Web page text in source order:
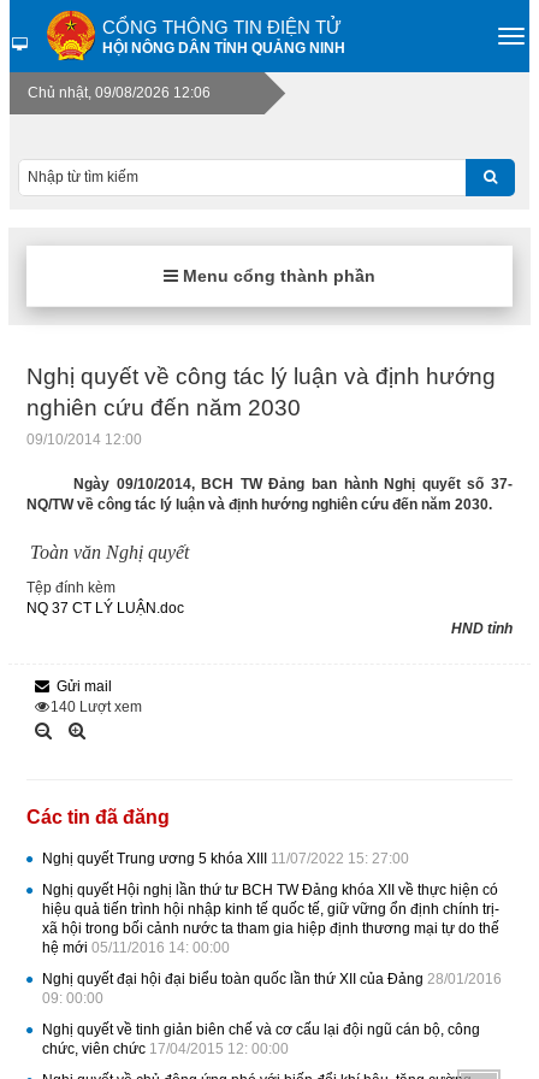
CỔNG THÔNG TIN ĐIỆN TỬ
HỘI NÔNG DÂN TỈNH QUẢNG NINH
Chủ nhật, 09/08/2026 12:06
Menu cổng thành phần
Nghị quyết về công tác lý luận và định hướng
nghiên cứu đến năm 2030
09/10/2014 12:00
Ngày 09/10/2014, BCH TW Đảng ban hành Nghị quyết số 37-
NQ/TW về công tác lý luận và định hướng nghiên cứu đến năm 2030.
Toàn văn Nghị quyết
Tệp đính kèm
NQ 37 CT LÝ LUẬN.doc
HND tỉnh
Gửi mail
140 Lượt xem
Các tin đã đăng
Nghị quyết Trung ương 5 khóa XIII 11/07/2022 15: 27:00
Nghị quyết Hội nghị lần thứ tư BCH TW Đảng khóa XII về thực hiện có
hiệu quả tiến trình hội nhập kinh tế quốc tế, giữ vững ổn định chính trị-
xã hội trong bối cảnh nước ta tham gia hiệp định thương mại tự do thế
hệ mới 05/11/2016 14: 00:00
Nghị quyết đại hội đại biểu toàn quốc lần thứ XII của Đảng 28/01/2016
09: 00:00
Nghị quyết về tinh giản biên chế và cơ cấu lại đội ngũ cán bộ, công
chức, viên chức 17/04/2015 12: 00:00